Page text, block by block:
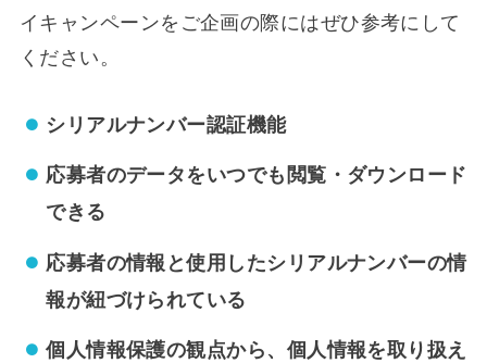
イキャンペーンをご企画の際にはぜひ参考にして
ください。
シリアルナンバー認証機能
応募者のデータをいつでも閲覧・ダウンロード
できる
応募者の情報と使用したシリアルナンバーの情
報が紐づけられている
個人情報保護の観点から、個人情報を取り扱え